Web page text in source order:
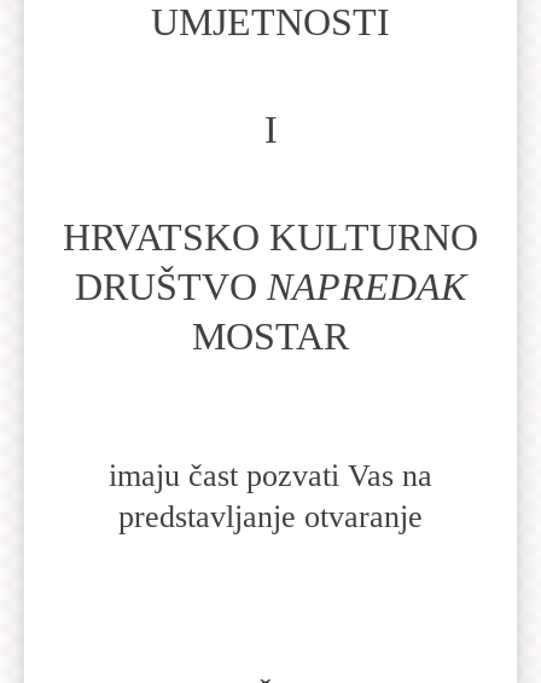
UMJETNOSTI
I
HRVATSKO KULTURNO
DRUŠTVO NAPREDAK
MOSTAR
imaju čast pozvati Vas na
predstavljanje otvaranje